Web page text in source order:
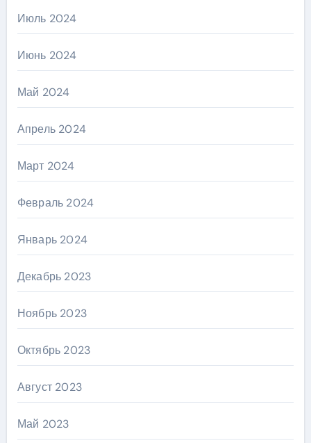
Июль 2024
Июнь 2024
Май 2024
Апрель 2024
Март 2024
Февраль 2024
Январь 2024
Декабрь 2023
Ноябрь 2023
Октябрь 2023
Август 2023
Май 2023